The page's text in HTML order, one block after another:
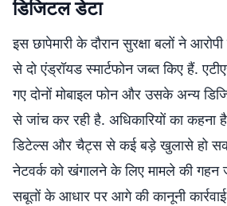
डिजिटल डेटा
इस छापेमारी के दौरान सुरक्षा बलों ने
से दो एंड्रॉयड स्मार्टफोन जब्त किए हैं.
गए दोनों मोबाइल फोन और उसके अन्य
से जांच कर रही है. अधिकारियों का कहना
डिटेल्स और चैट्स से कई बड़े खुलासे हो
नेटवर्क को खंगालने के लिए मामले की गहन
सबूतों के आधार पर आगे की कानूनी